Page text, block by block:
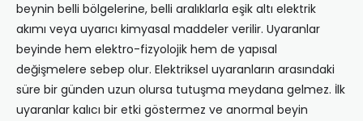
beynin belli bölgelerine, belli aralıklarla eşik altı elektrik
akımı veya uyarıcı kimyasal maddeler verilir. Uyaranlar
beyinde hem elektro-fizyolojik hem de yapısal
değişmelere sebep olur. Elektriksel uyaranların arasındaki
süre bir günden uzun olursa tutuşma meydana gelmez. İlk
uyaranlar kalıcı bir etki göstermez ve anormal beyin